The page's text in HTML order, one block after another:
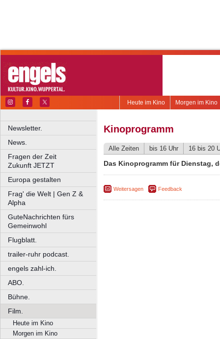
Morgen im Kino
Heute im Kino
Newsletter.
News.
Fragen der Zeit
Zukunft JETZT
Europa gestalten
Frag' die Welt | Gen Z &
Alpha
GuteNachrichten fürs
Gemeinwohl
Flugblatt.
trailer-ruhr podcast.
engels zahl-ich.
ABO.
Bühne.
Film.
Heute im Kino
Morgen im Kino
Kinoprogramm
Alle Zeiten bis 16 Uhr 16 bis 20
Das Kinoprogramm für Dienstag,
Weitersagen Feedback